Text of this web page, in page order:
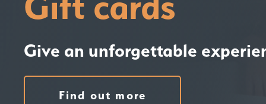
Give an unforgettable
Find out more